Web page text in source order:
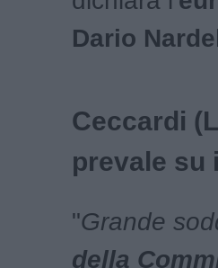
Dario
Ceccardi
prevale su
"Grande
della